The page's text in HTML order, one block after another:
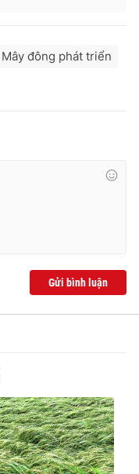
Mây đông phát triển
Gửi bình luận